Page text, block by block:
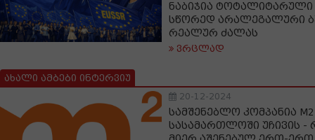
ნაბიჯია ტოტალიტარული
სწორედ არალეგალური
რეალურ ძალას
ვრცლად
ახალი ამბები ინტერვიუ
20-12-2024
სამშენებლო კომპანია
სასამართლოში უჩივის -